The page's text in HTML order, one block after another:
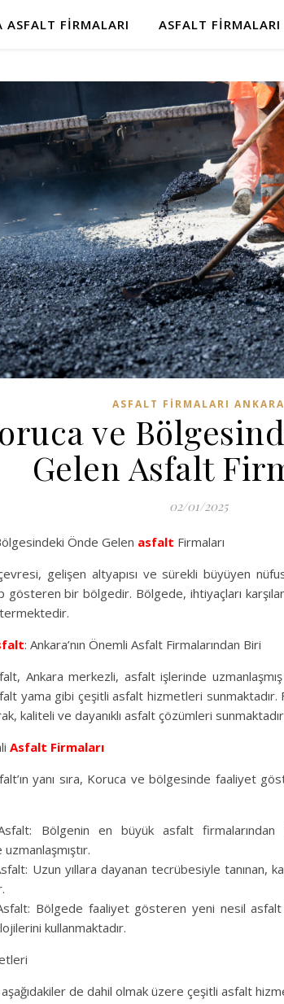
ASFALT FIRMALARI ASFALT FIRMALARI
ASFALT FIRMALARI ANKARA
ve
Gelen Asfalt
02/01/2025
Önde Gelen asfalt Firmaları
gelişen altyapısı ve sürekli büyüyen
gösteren bir bölgedir. Bölgede, ihtiyaçları
: Ankara’nın Önemli Asfalt Firmalarından Biri
Ankara merkezli, asfalt işlerinde
yama gibi çeşitli asfalt hizmetleri sunmaktadır.
kaliteli ve dayanıklı asfalt çözümleri
Asfalt Firmaları
yanı sıra, Koruca ve bölgesinde faaliyet
Bölgenin en büyük asfalt
Uzun yıllara dayanan tecrübesiyle tanınan,
Bölgede faaliyet gösteren yeni nesil asfalt
kullanmaktadır.
de dahil olmak üzere çeşitli asfalt